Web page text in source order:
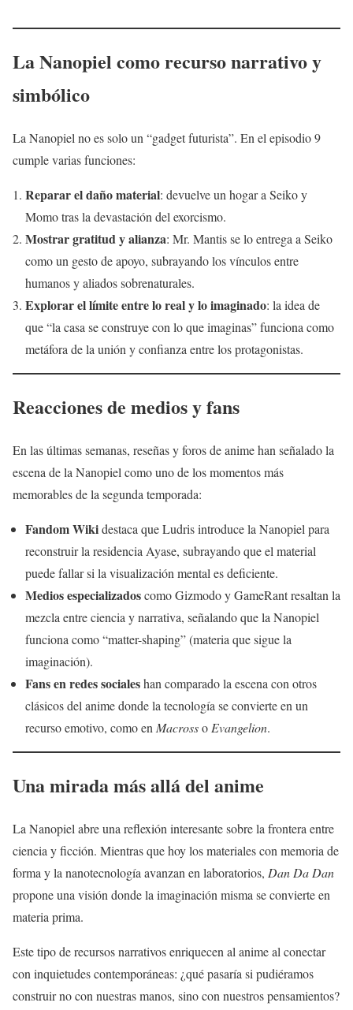
La Nanopiel como recurso narrativo y
simbólico
La Nanopiel no es solo un “gadget futurista”. En el episodio 9
cumple varias funciones:
Reparar el daño material: devuelve un hogar a Seiko y
Momo tras la devastación del exorcismo.
Mostrar gratitud y alianza: Mr. Mantis se lo entrega a Seiko
como un gesto de apoyo, subrayando los vínculos entre
humanos y aliados sobrenaturales.
Explorar el límite entre lo real y lo imaginado: la idea de
que “la casa se construye con lo que imaginas” funciona como
metáfora de la unión y confianza entre los protagonistas.
Reacciones de medios y fans
En las últimas semanas, reseñas y foros de anime han señalado la
escena de la Nanopiel como uno de los momentos más
memorables de la segunda temporada:
Fandom Wikidestaca que Ludris introduce la Nanopiel para
reconstruir la residencia Ayase, subrayando que el material
puede fallar si la visualización mental es deficiente.
Medios especializadoscomo Gizmodo y GameRant resaltan la
mezcla entre ciencia y narrativa, señalando que la Nanopiel
funciona como “matter-shaping” (materia que sigue la
imaginación).
Fans en redes socialeshan comparado la escena con otros
clásicos del anime donde la tecnología se convierte en un
recurso emotivo, como en Macrosso Evangelion.
Una mirada más allá del anime
La Nanopiel abre una reflexión interesante sobre la frontera entre
ciencia y ficción. Mientras que hoy los materiales con memoria de
forma y la nanotecnología avanzan en laboratorios, Dan Da Dan
propone una visión donde la imaginación misma se convierte en
materia prima.
Este tipo de recursos narrativos enriquecen al anime al conectar
con inquietudes contemporáneas: ¿qué pasaría si pudiéramos
construir no con nuestras manos, sino con nuestros pensamientos?